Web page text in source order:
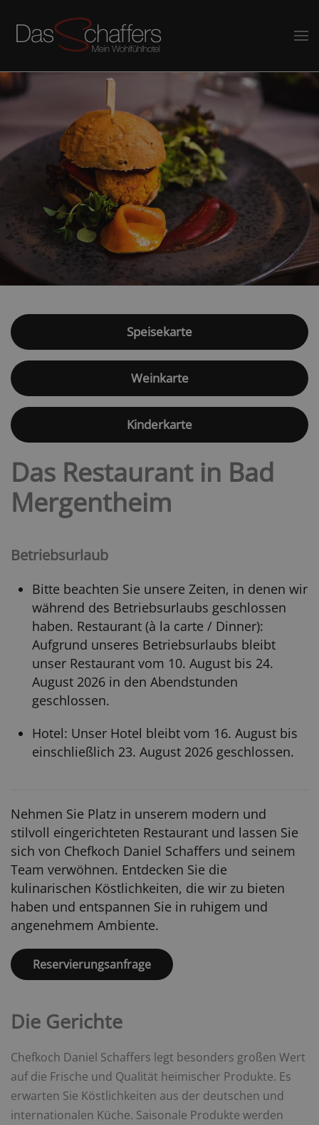
Speisekarte
Weinkarte
Kinderkarte
Das Restaurant in Bad
Mergentheim
Betriebsurlaub
Bitte beachten Sie unsere Zeiten, in denen wir
während des Betriebsurlaubs geschlossen
haben. Restaurant (à la carte / Dinner):
Aufgrund unseres Betriebsurlaubs bleibt
unser Restaurant vom 10. August bis 24.
August 2026 in den Abendstunden
geschlossen.
Hotel: Unser Hotel bleibt vom 16. August bis
einschließlich 23. August 2026 geschlossen.
Nehmen Sie Platz in unserem modern und
stilvoll eingerichteten Restaurant und lassen Sie
sich von Chefkoch Daniel Schaffers und seinem
Team verwöhnen. Entdecken Sie die
kulinarischen Köstlichkeiten, die wir zu bieten
haben und entspannen Sie in ruhigem und
angenehmem Ambiente.
Reservierungsanfrage
Die Gerichte
Chefkoch Daniel Schaffers legt besonders großen Wert
auf die Frische und Qualität heimischer Produkte. Es
erwarten Sie Köstlichkeiten aus der deutschen und
internationalen Küche. Saisonale Produkte werden